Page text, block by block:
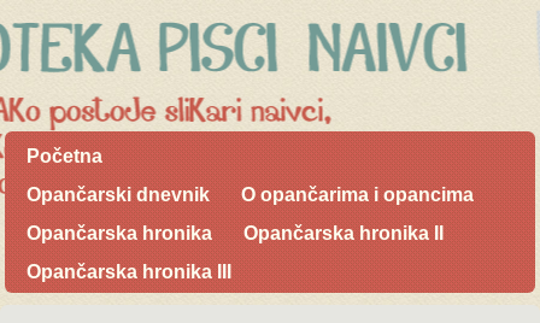
Početna
Opančarski dnevnik
O opančarima i opancima
Opančarska hronika
Opančarska hronika II
Opančarska hronika III